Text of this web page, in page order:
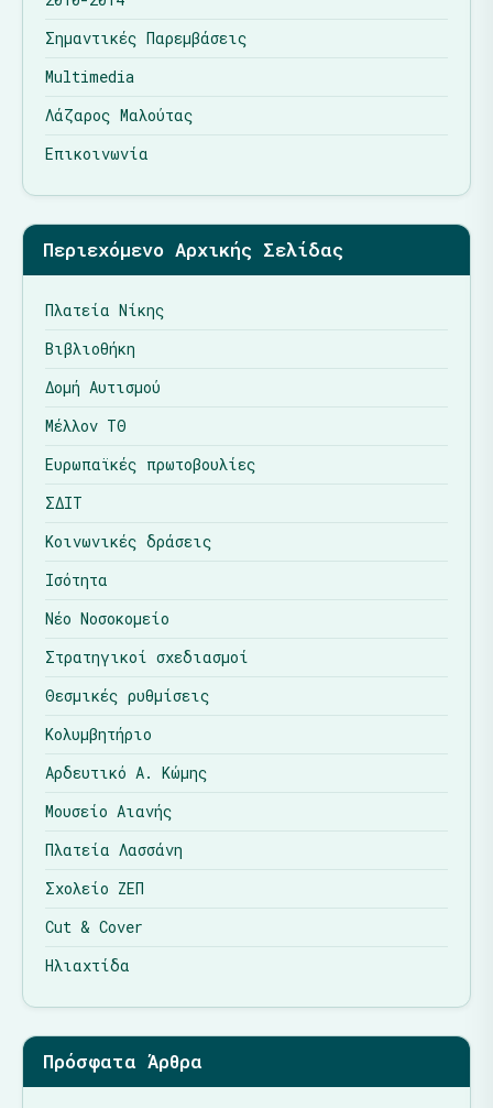
Σημαντικές Παρεμβάσεις
Multimedia
Λάζαρος Μαλούτας
Επικοινωνία
Περιεχόμενο Αρχικής Σελίδας
Πλατεία Νίκης
Βιβλιοθήκη
Δομή Αυτισμού
Μέλλον ΤΘ
Ευρωπαϊκές πρωτοβουλίες
ΣΔΙΤ
Κοινωνικές δράσεις
Ισότητα
Νέο Νοσοκομείο
Στρατηγικοί σχεδιασμοί
Θεσμικές ρυθμίσεις
Κολυμβητήριο
Αρδευτικό Α. Κώμης
Μουσείο Αιανής
Πλατεία Λασσάνη
Σχολείο ΖΕΠ
Cut & Cover
Ηλιαχτίδα
Πρόσφατα Άρθρα